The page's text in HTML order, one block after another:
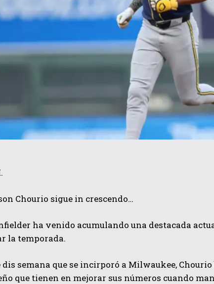
Chourio sigue in crescendo…
ha venido acumulando una destacada
la temporada.
dis semana que se incirporó a Milwaukee,
que tienen en mejorar sus números cuando